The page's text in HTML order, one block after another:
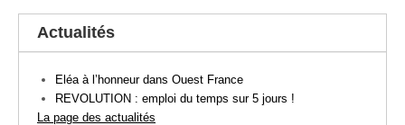
Actualités
Eléa à l’honneur dans Ouest France
REVOLUTION : emploi du temps sur 5 jours !
La page des actualités